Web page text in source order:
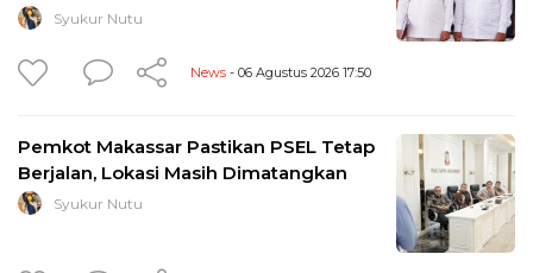
Syukur Nutu
News - 06 Agustus 2026 17:50
Pemkot Makassar Pastikan PSEL Tetap
Berjalan, Lokasi Masih Dimatangkan
Syukur Nutu